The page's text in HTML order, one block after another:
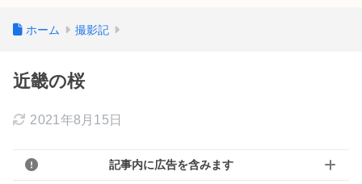
ホーム 撮影記
近畿の桜
2021年8月15日
記事内に広告を含みます